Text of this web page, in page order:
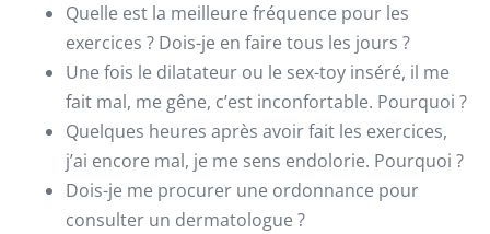
Quelle est la meilleure fréquence pour les
exercices ? Dois-je en faire tous les jours ?
Une fois le dilatateur ou le sex-toy inséré, il me
fait mal, me gêne, c’est inconfortable. Pourquoi ?
Quelques heures après avoir fait les exercices,
j’ai encore mal, je me sens endolorie. Pourquoi ?
Dois-je me procurer une ordonnance pour
consulter un dermatologue ?